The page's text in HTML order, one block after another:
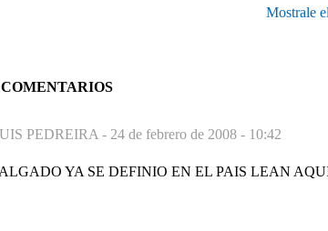
Mostrale
PEDREIRA - 24 de febrero de 2008 - 10:42
YA SE DEFINIO EN EL PAIS LEAN AQUI